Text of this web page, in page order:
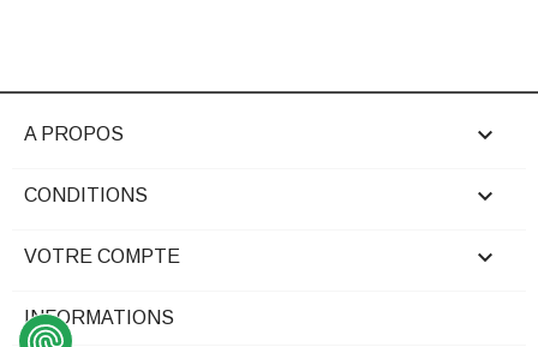
A PROPOS 
CONDITIONS 
VOTRE COMPTE 
INFORMATIONS